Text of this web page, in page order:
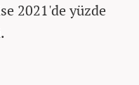
2021'de yüzde